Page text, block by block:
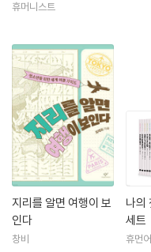
휴머니스트
지리를 알면 여행이 보
인다
창비
나의
세트
휴먼